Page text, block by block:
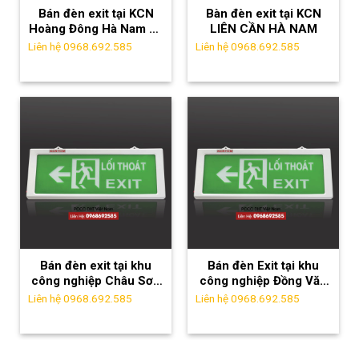
Bán đèn exit tại KCN
Hoàng Đông Hà Nam uy
tín, chất lượng nhất
Liên hệ 0968.692.585
Bàn đèn exit tại KCN
LIÊN CẦN HÀ NAM
Liên hệ 0968.692.585
Bán đèn exit tại khu
công nghiệp Châu Sơn
Hà Nam chất lượng nhất
Liên hệ 0968.692.585
Bán đèn Exit tại khu
công nghiệp Đồng Văn
Hà Nam chất lượng nhất
Liên hệ 0968.692.585